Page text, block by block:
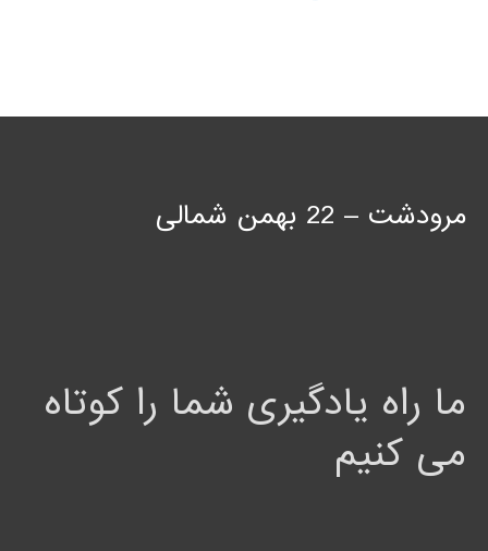
مرودشت – 22 بهمن شمالی
ما راه یادگیری شما را کوتاه
می کنیم